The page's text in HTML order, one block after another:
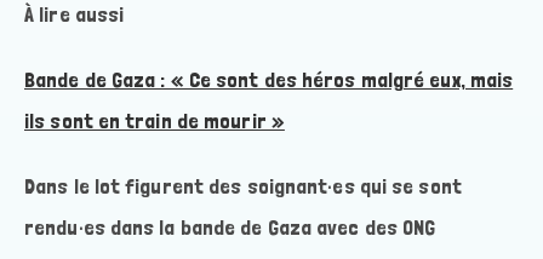
À lire aussi
Bande de Gaza : « Ce sont des héros malgré eux, mais
ils sont en train de mourir »
Dans le lot figurent des soignant·es qui se sont
rendu·es dans la bande de Gaza avec des ONG